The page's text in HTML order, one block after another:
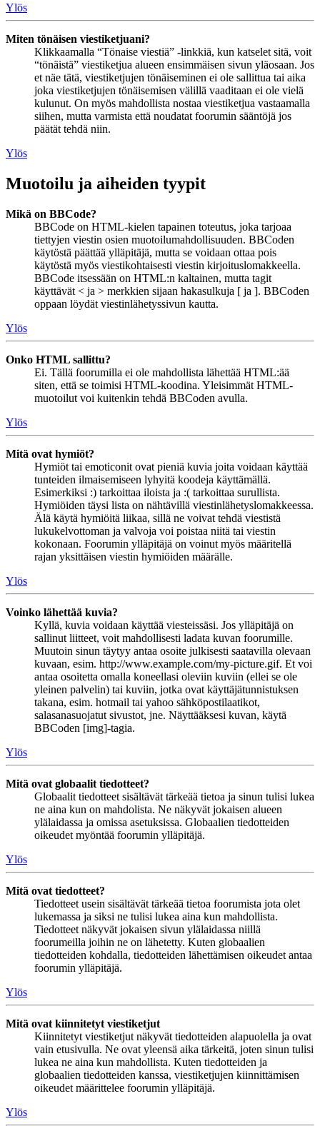
Ylös
Miten tönäisen viestiketjuani?
Klikkaamalla “Tönaise viestiä” -linkkiä, kun katselet sitä, voit
“tönäistä” viestiketjua alueen ensimmäisen sivun yläosaan. Jos
et näe tätä, viestiketjujen tönäiseminen ei ole sallittua tai aika
joka viestiketjujen tönäisemisen välillä vaaditaan ei ole vielä
kulunut. On myös mahdollista nostaa viestiketjua vastaamalla
siihen, mutta varmista että noudatat foorumin sääntöjä jos
päätät tehdä niin.
Ylös
Muotoilu ja aiheiden tyypit
Mikä on BBCode?
BBCode on HTML-kielen tapainen toteutus, joka tarjoaa
tiettyjen viestin osien muotoilumahdollisuuden. BBCoden
käytöstä päättää ylläpitäjä, mutta se voidaan ottaa pois
käytöstä myös viestikohtaisesti viestin kirjoituslomakkeella.
BBCode itsessään on HTML:n kaltainen, mutta tagit
käyttävät < ja > merkkien sijaan hakasulkuja [ ja ]. BBCoden
oppaan löydät viestinlähetyssivun kautta.
Ylös
Onko HTML sallittu?
Ei. Tällä foorumilla ei ole mahdollista lähettää HTML:ää
siten, että se toimisi HTML-koodina. Yleisimmät HTML-
muotoilut voi kuitenkin tehdä BBCoden avulla.
Ylös
Mitä ovat hymiöt?
Hymiöt tai emoticonit ovat pieniä kuvia joita voidaan käyttää
tunteiden ilmaisemiseen lyhyitä koodeja käyttämällä.
Esimerkiksi :) tarkoittaa iloista ja :( tarkoittaa surullista.
Hymiöiden täysi lista on nähtävillä viestinlähetyslomakkeessa.
Älä käytä hymiöitä liikaa, sillä ne voivat tehdä viestistä
lukukelvottoman ja valvoja voi poistaa niitä tai viestin
kokonaan. Foorumin ylläpitäjä on voinut myös määritellä
rajan yksittäisen viestin hymiöiden määrälle.
Ylös
Voinko lähettää kuvia?
Kyllä, kuvia voidaan käyttää viesteissäsi. Jos ylläpitäjä on
sallinut liitteet, voit mahdollisesti ladata kuvan foorumille.
Muutoin sinun täytyy antaa osoite julkisesti saatavilla olevaan
kuvaan, esim. http://www.example.com/my-picture.gif. Et voi
antaa osoitetta omalla koneellasi oleviin kuviin (ellei se ole
yleinen palvelin) tai kuviin, jotka ovat käyttäjätunnistuksen
takana, esim. hotmail tai yahoo sähköpostilaatikot,
salasanasuojatut sivustot, jne. Näyttääksesi kuvan, käytä
BBCoden [img]-tagia.
Ylös
Mitä ovat globaalit tiedotteet?
Globaalit tiedotteet sisältävät tärkeää tietoa ja sinun tulisi lukea
ne aina kun on mahdolista. Ne näkyvät jokaisen alueen
ylälaidassa ja omissa asetuksissa. Globaalien tiedotteiden
oikeudet myöntää foorumin ylläpitäjä.
Ylös
Mitä ovat tiedotteet?
Tiedotteet usein sisältävät tärkeää tietoa foorumista jota olet
lukemassa ja siksi ne tulisi lukea aina kun mahdollista.
Tiedotteet näkyvät jokaisen sivun ylälaidassa niillä
foorumeilla joihin ne on lähetetty. Kuten globaalien
tiedotteiden kohdalla, tiedotteiden lähettämisen oikeudet antaa
foorumin ylläpitäjä.
Ylös
Mitä ovat kiinnitetyt viestiketjut
Kiinnitetyt viestiketjut näkyvät tiedotteiden alapuolella ja ovat
vain etusivulla. Ne ovat yleensä aika tärkeitä, joten sinun tulisi
lukea ne aina kun mahdollista. Kuten tiedotteiden ja
globaalien tiedotteiden kanssa, viestiketjujen kiinnittämisen
oikeudet määrittelee foorumin ylläpitäjä.
Ylös